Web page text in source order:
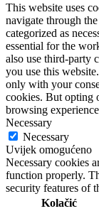
This website uses
navigate through
categorized as
essential for the
also use third-party
you use this
only with your
cookies. But opting
browsing
Necessary
Necessary
Uvijek omogućeno
Necessary cookies
function properly.
security features of
Kolačić